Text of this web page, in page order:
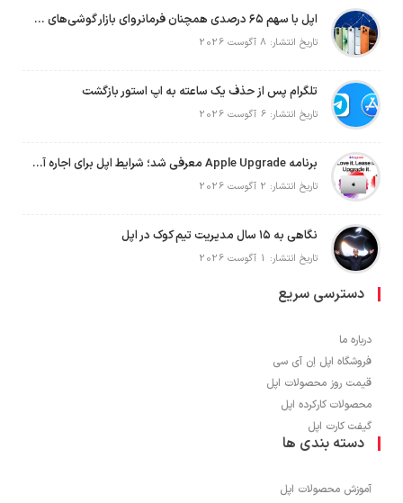
اپل با سهم ۶۵ درصدی همچنان فرمانروای بازار گوشی‌های پریمیوم جهان است
تاریخ انتشار: 8 آگوست 2026
تلگرام پس از حذف یک ساعته به اپ استور بازگشت
تاریخ انتشار: 6 آگوست 2026
برنامه Apple Upgrade معرفی شد؛ شرایط اپل برای اجاره آیفون، آیپد، مک و اپل واچ
تاریخ انتشار: 2 آگوست 2026
نگاهی به ۱۵ سال مدیریت تیم کوک در اپل
تاریخ انتشار: 1 آگوست 2026
دسترسی سریع
درباره ما
فروشگاه اپل اِن آی سی
قیمت روز محصولات اپل
محصولات کارکرده اپل
گیفت کارت اپل
دسته بندی ها
آموزش محصولات اپل